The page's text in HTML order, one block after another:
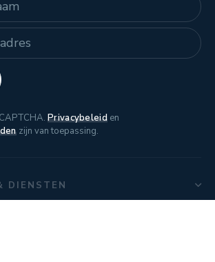
Privacybeleiden
zijn van toepassing.
DIENSTEN